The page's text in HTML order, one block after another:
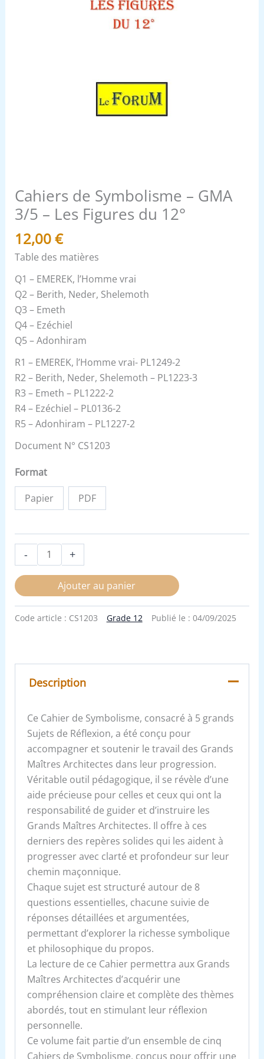
Cahiers de Symbolisme – GMA
3/5 – Les Figures du 12°
12,00€
Table des matières
Q1 – EMEREK, l’Homme vrai
Q2 – Berith, Neder, Shelemoth
Q3 – Emeth
Q4 – Ezéchiel
Q5 – Adonhiram
R1 – EMEREK, l’Homme vrai- PL1249-2
R2 – Berith, Neder, Shelemoth – PL1223-3
R3 – Emeth – PL1222-2
R4 – Ezéchiel – PL0136-2
R5 – Adonhiram – PL1227-2
Document N° CS1203
Format
Papier PDF
- +
Ajouter au panier
Code article : CS1203 Grade 12 Publié le : 04/09/2025
Description
Ce Cahier de Symbolisme, consacré à 5 grands
Sujets de Réflexion, a été conçu pour
accompagner et soutenir le travail des Grands
Maîtres Architectes dans leur progression.
Véritable outil pédagogique, il se révèle d’une
aide précieuse pour celles et ceux qui ont la
responsabilité de guider et d’instruire les
Grands Maîtres Architectes. Il offre à ces
derniers des repères solides qui les aident à
progresser avec clarté et profondeur sur leur
chemin maçonnique.
Chaque sujet est structuré autour de 8
questions essentielles, chacune suivie de
réponses détaillées et argumentées,
permettant d’explorer la richesse symbolique
et philosophique du propos.
La lecture de ce Cahier permettra aux Grands
Maîtres Architectes d’acquérir une
compréhension claire et complète des thèmes
abordés, tout en stimulant leur réflexion
personnelle.
Ce volume fait partie d’un ensemble de cinq
Cahiers de Symbolisme, conçus pour offrir une